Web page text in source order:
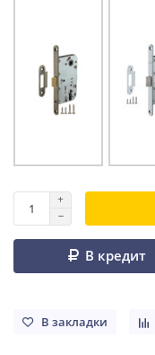
В кредит
В закладки